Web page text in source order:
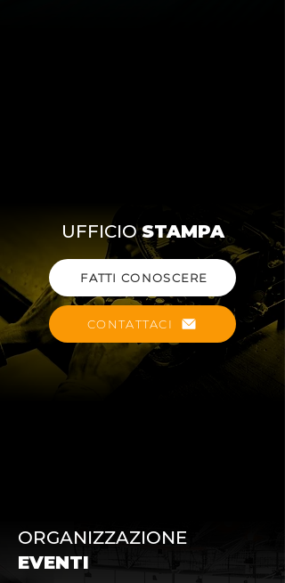
UFFICIOSTAMPA
FATTI CONOSCERE
CONTATTACI
ORGANIZZAZIONE
EVENTI